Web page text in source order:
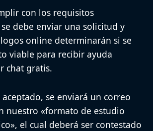
con los requisitos
debe enviar una solicitud y
online determinarán si se
viable para recibir ayuda
chat gratis.
aceptado, se enviará un correo
nuestro «formato de estudio
, el cual deberá ser contestado